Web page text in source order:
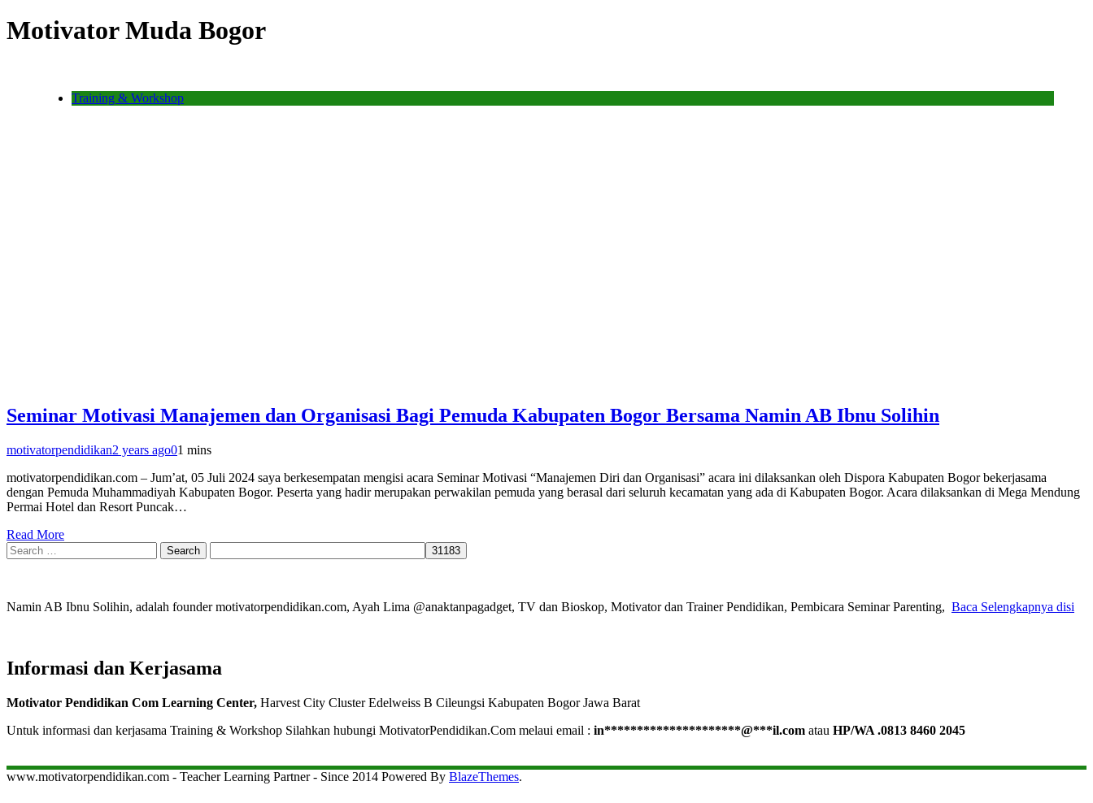
Motivator Muda Bogor
Training & Workshop
Seminar Motivasi Manajemen dan Organisasi Bagi Pemuda Kabupaten Bogor Bersama Namin AB Ibnu Solihin
motivatorpendidikan2 years ago01 mins
motivatorpendidikan.com – Jum’at, 05 Juli 2024 saya berkesempatan mengisi acara Seminar Motivasi “Manajemen Diri dan Organisasi” acara ini dilaksankan oleh Dispora Kabupaten Bogor bekerjasama
dengan Pemuda Muhammadiyah Kabupaten Bogor. Peserta yang hadir merupakan perwakilan pemuda yang berasal dari seluruh kecamatan yang ada di Kabupaten Bogor. Acara dilaksankan di Mega Mendung
Permai Hotel dan Resort Puncak…
Read More
Search
for:
Namin AB Ibnu Solihin, adalah founder motivatorpendidikan.com, Ayah Lima @anaktanpagadget, TV dan Bioskop, Motivator dan Trainer Pendidikan, Pembicara Seminar Parenting, Baca Selengkapnya disi
Informasi dan Kerjasama
Motivator Pendidikan Com Learning Center, Harvest City Cluster Edelweiss B Cileungsi Kabupaten Bogor Jawa Barat
Untuk informasi dan kerjasama Training & Workshop Silahkan hubungi MotivatorPendidikan.Com melaui email : in*********************@***il.com atau HP/WA .0813 8460 2045
www.motivatorpendidikan.com - Teacher Learning Partner - Since 2014 Powered By BlazeThemes.